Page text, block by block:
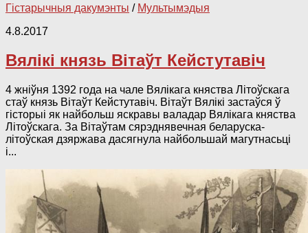
Гістарычныя дакумэнты / Мультымэдыя
4.8.2017
Вялікі князь Вітаўт Кейстутавіч
4 жніўня 1392 года на чале Вялікага княства Літоўскага
стаў князь Вітаўт Кейстутавіч. Вітаўт Вялікі застаўся ў
гісторыі як найбольш яскравы валадар Вялікага княства
Літоўскага. За Вітаўтам сярэднявечная беларуска-
літоўская дзяржава дасягнула найбольшай магутнасьці
і...